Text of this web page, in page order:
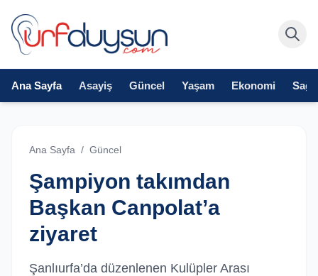
Ana Sayfa Asayiş Güncel Yaşam Ekonomi
Ana Sayfa / Güncel
Şampiyon takımdan
Başkan Canpolat’a
ziyaret
Şanlıurfa’da düzenlenen Kulüpler Arası